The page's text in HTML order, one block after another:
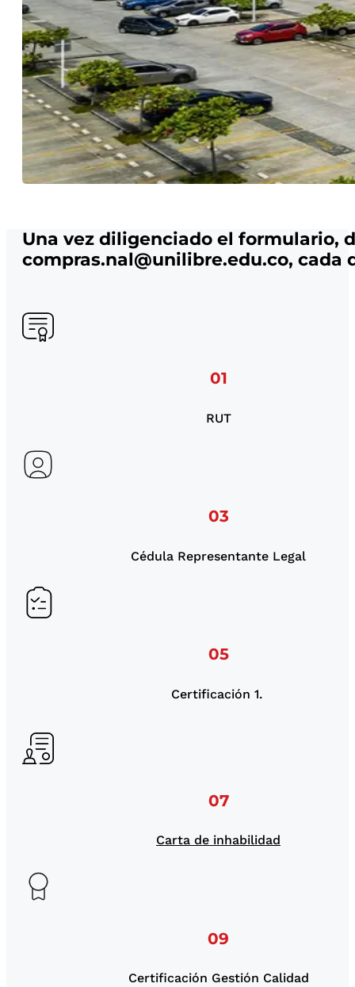
Una vez diligenciado el formulario,
compras.nal@unilibre.edu.co,
01
RUT
03
Cédula Representante Legal
05
Certificación 1.
07
Carta de inhabilidad
09
Certificación Gestión Calidad